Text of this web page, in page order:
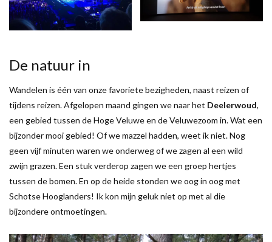
De natuur in
Wandelen is één van onze favoriete bezigheden, naast reizen of
tijdens reizen. Afgelopen maand gingen we naar het Deelerwoud,
een gebied tussen de Hoge Veluwe en de Veluwezoom in. Wat een
bijzonder mooi gebied! Of we mazzel hadden, weet ik niet. Nog
geen vijf minuten waren we onderweg of we zagen al een wild
zwijn grazen. Een stuk verderop zagen we een groep hertjes
tussen de bomen. En op de heide stonden we oog in oog met
Schotse Hooglanders! Ik kon mijn geluk niet op met al die
bijzondere ontmoetingen.